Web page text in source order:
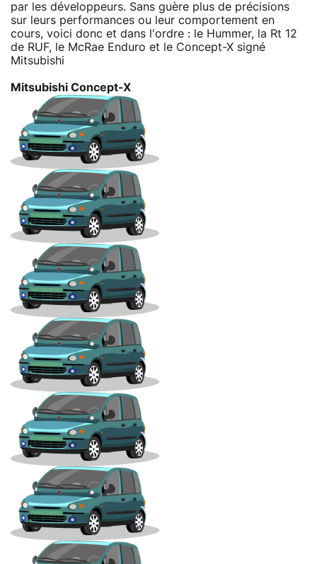
par les développeurs. Sans guère plus de précisions
sur leurs performances ou leur comportement en
cours, voici donc et dans l'ordre : le Hummer, la Rt 12
de RUF, le McRae Enduro et le Concept-X signé
Mitsubishi
Mitsubishi Concept-X